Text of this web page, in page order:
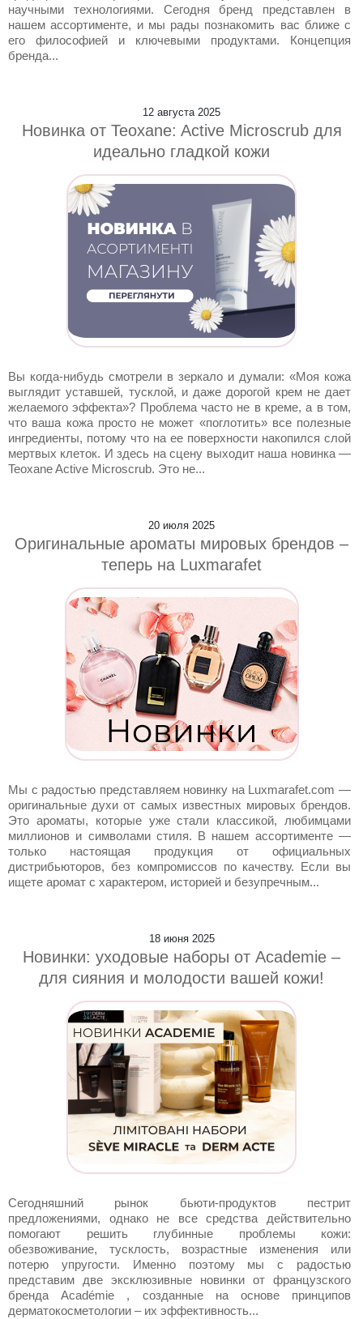
научными технологиями. Сегодня бренд представлен в
нашем ассортименте, и мы рады познакомить вас ближе с
его философией и ключевыми продуктами. Концепция
бренда...
12 августа 2025
Новинка от Teoxane: Active Microscrub для
идеально гладкой кожи
Вы когда-нибудь смотрели в зеркало и думали: «Моя кожа
выглядит уставшей, тусклой, и даже дорогой крем не дает
желаемого эффекта»? Проблема часто не в креме, а в том,
что ваша кожа просто не может «поглотить» все полезные
ингредиенты, потому что на ее поверхности накопился слой
мертвых клеток. И здесь на сцену выходит наша новинка —
Teoxane Active Microscrub. Это не...
20 июля 2025
Оригинальные ароматы мировых брендов –
теперь на Luxmarafet
Мы с радостью представляем новинку на Luxmarafet.com —
оригинальные духи от самых известных мировых брендов.
Это ароматы, которые уже стали классикой, любимцами
миллионов и символами стиля. В нашем ассортименте —
только настоящая продукция от официальных
дистрибьюторов, без компромиссов по качеству. Если вы
ищете аромат с характером, историей и безупречным...
18 июня 2025
Новинки: уходовые наборы от Academie –
для сияния и молодости вашей кожи!
Сегодняшний рынок бьюти-продуктов пестрит
предложениями, однако не все средства действительно
помогают решить глубинные проблемы кожи:
обезвоживание, тусклость, возрастные изменения или
потерю упругости. Именно поэтому мы с радостью
представим две эксклюзивные новинки от французского
бренда Académie , созданные на основе принципов
дерматокосметологии – их эффективность...